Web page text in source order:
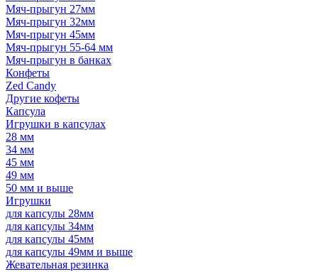
Мяч-прыгун 27мм
Мяч-прыгун 32мм
Мяч-прыгун 45мм
Мяч-прыгун 55-64 мм
Мяч-прыгун в банках
Конфеты
Zed Candy
Другие кофеты
Капсула
Игрушки в капсулах
28 мм
34 мм
45 мм
49 мм
50 мм и выше
Игрушки
для капсулы 28мм
для капсулы 34мм
для капсулы 45мм
для капсулы 49мм и выше
Жевательная резинка